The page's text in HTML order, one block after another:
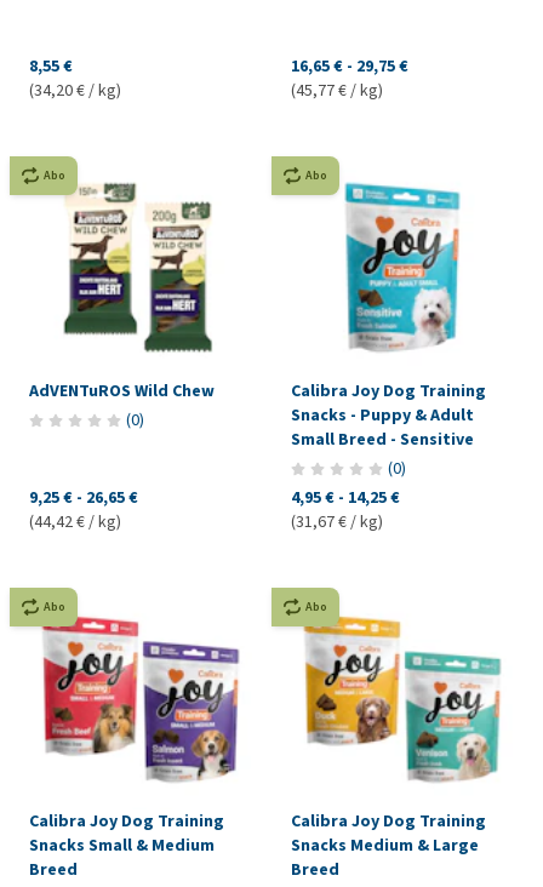
8,55 €
(34,20 € / kg)
16,65 € - 29,75 €
(45,77 € / kg)
Abo
AdVENTuROS Wild Chew
(0)
9,25 € - 26,65 €
(44,42 € / kg)
Abo
Calibra Joy Dog Training
Snacks - Puppy & Adult
Small Breed - Sensitive
(0)
4,95 € - 14,25 €
(31,67 € / kg)
Abo
Calibra Joy Dog Training
Snacks Small & Medium
Breed
Abo
Calibra Joy Dog Training
Snacks Medium & Large
Breed